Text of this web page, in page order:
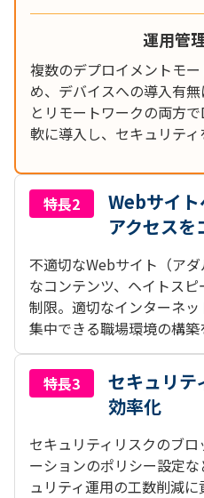
運用管
複数のデプロイメントモ
め、デバイスへの導入有
とリモートワークの両方
軟に導入し、セキュリティ
特長2
Webサイト
アクセスを
不適切なWebサイト（ア
なコンテンツ、ヘイトス
制限。適切なインターネ
集中できる職場環境の構築
特長3
セキュリテ
効率化
セキュリティリスクのブ
ーションのポリシー設定
ュリティ運用の工数削減に